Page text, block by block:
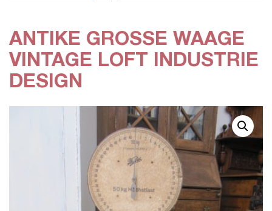
ANTIKE GROSSE WAAGE V
INTAGE LOFT INDUSTRIE D
ESIGN